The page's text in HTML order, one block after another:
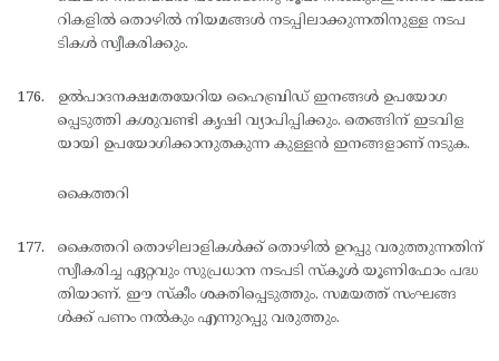
റികളില്‍ തൊഴില്‍ നിയമങ്ങള്‍ നടപ്പിലാക്കുന്നതിനുള്ള നടപ
ടികള്‍ സ്വീകരിക്കും.
ഉല്‍പാദനക്ഷമതയേറിയ ഹൈബ്രിഡ് ഇനങ്ങള്‍ ഉപയോഗ
പ്പെടുത്തി കശുവണ്ടി കൃഷി വ്യാപിപ്പിക്കും. തെങ്ങിന് ഇടവിള
യായി ഉപയോഗിക്കാനുതകുന്ന കുള്ളന്‍ ഇനങ്ങളാണ് നടുക.
കൈത്തറി
കൈത്തറി തൊഴിലാളികള്‍ക്ക് തൊഴില്‍ ഉറപ്പു വരുത്തുന്നതിന്
സ്വീകരിച്ച ഏറ്റവും സുപ്രധാന നടപടി സ്കൂള്‍ യൂണിഫോം പദ്ധ
തിയാണ്. ഈ സ്കീം ശക്തിപ്പെടുത്തും. സമയത്ത് സംഘങ്ങ
ള്‍ക്ക് പണം നല്‍കും എന്നുറപ്പു വരുത്തും.